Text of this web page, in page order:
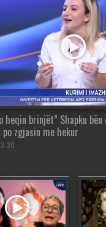
heqin brinjët” Shapku
zgjasin me hekur